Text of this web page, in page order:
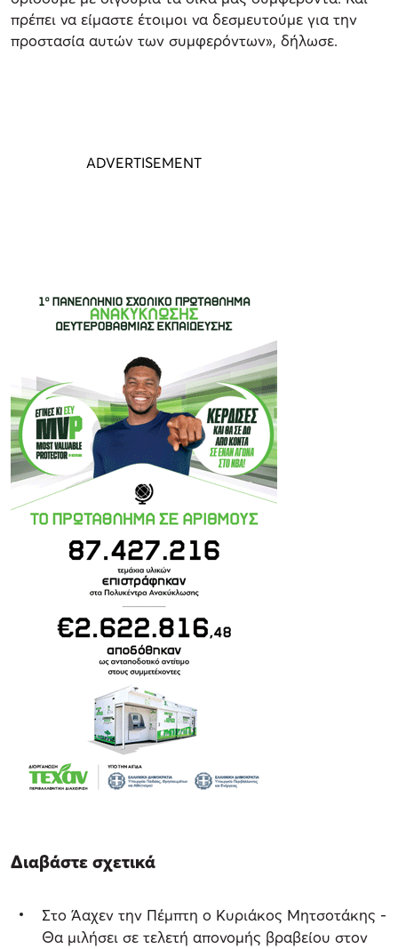
πρέπει να είμαστε έτοιμοι να δεσμευτούμε για την
προστασία αυτών των συμφερόντων», δήλωσε.
Διαβάστε σχετικά
Στο Άαχεν την Πέμπτη ο Κυριάκος Μητσοτάκης -
Θα μιλήσει σε τελετή απονομής βραβείου στον